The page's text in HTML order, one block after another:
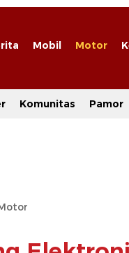
Mobil Motor
Komunitas Pamor